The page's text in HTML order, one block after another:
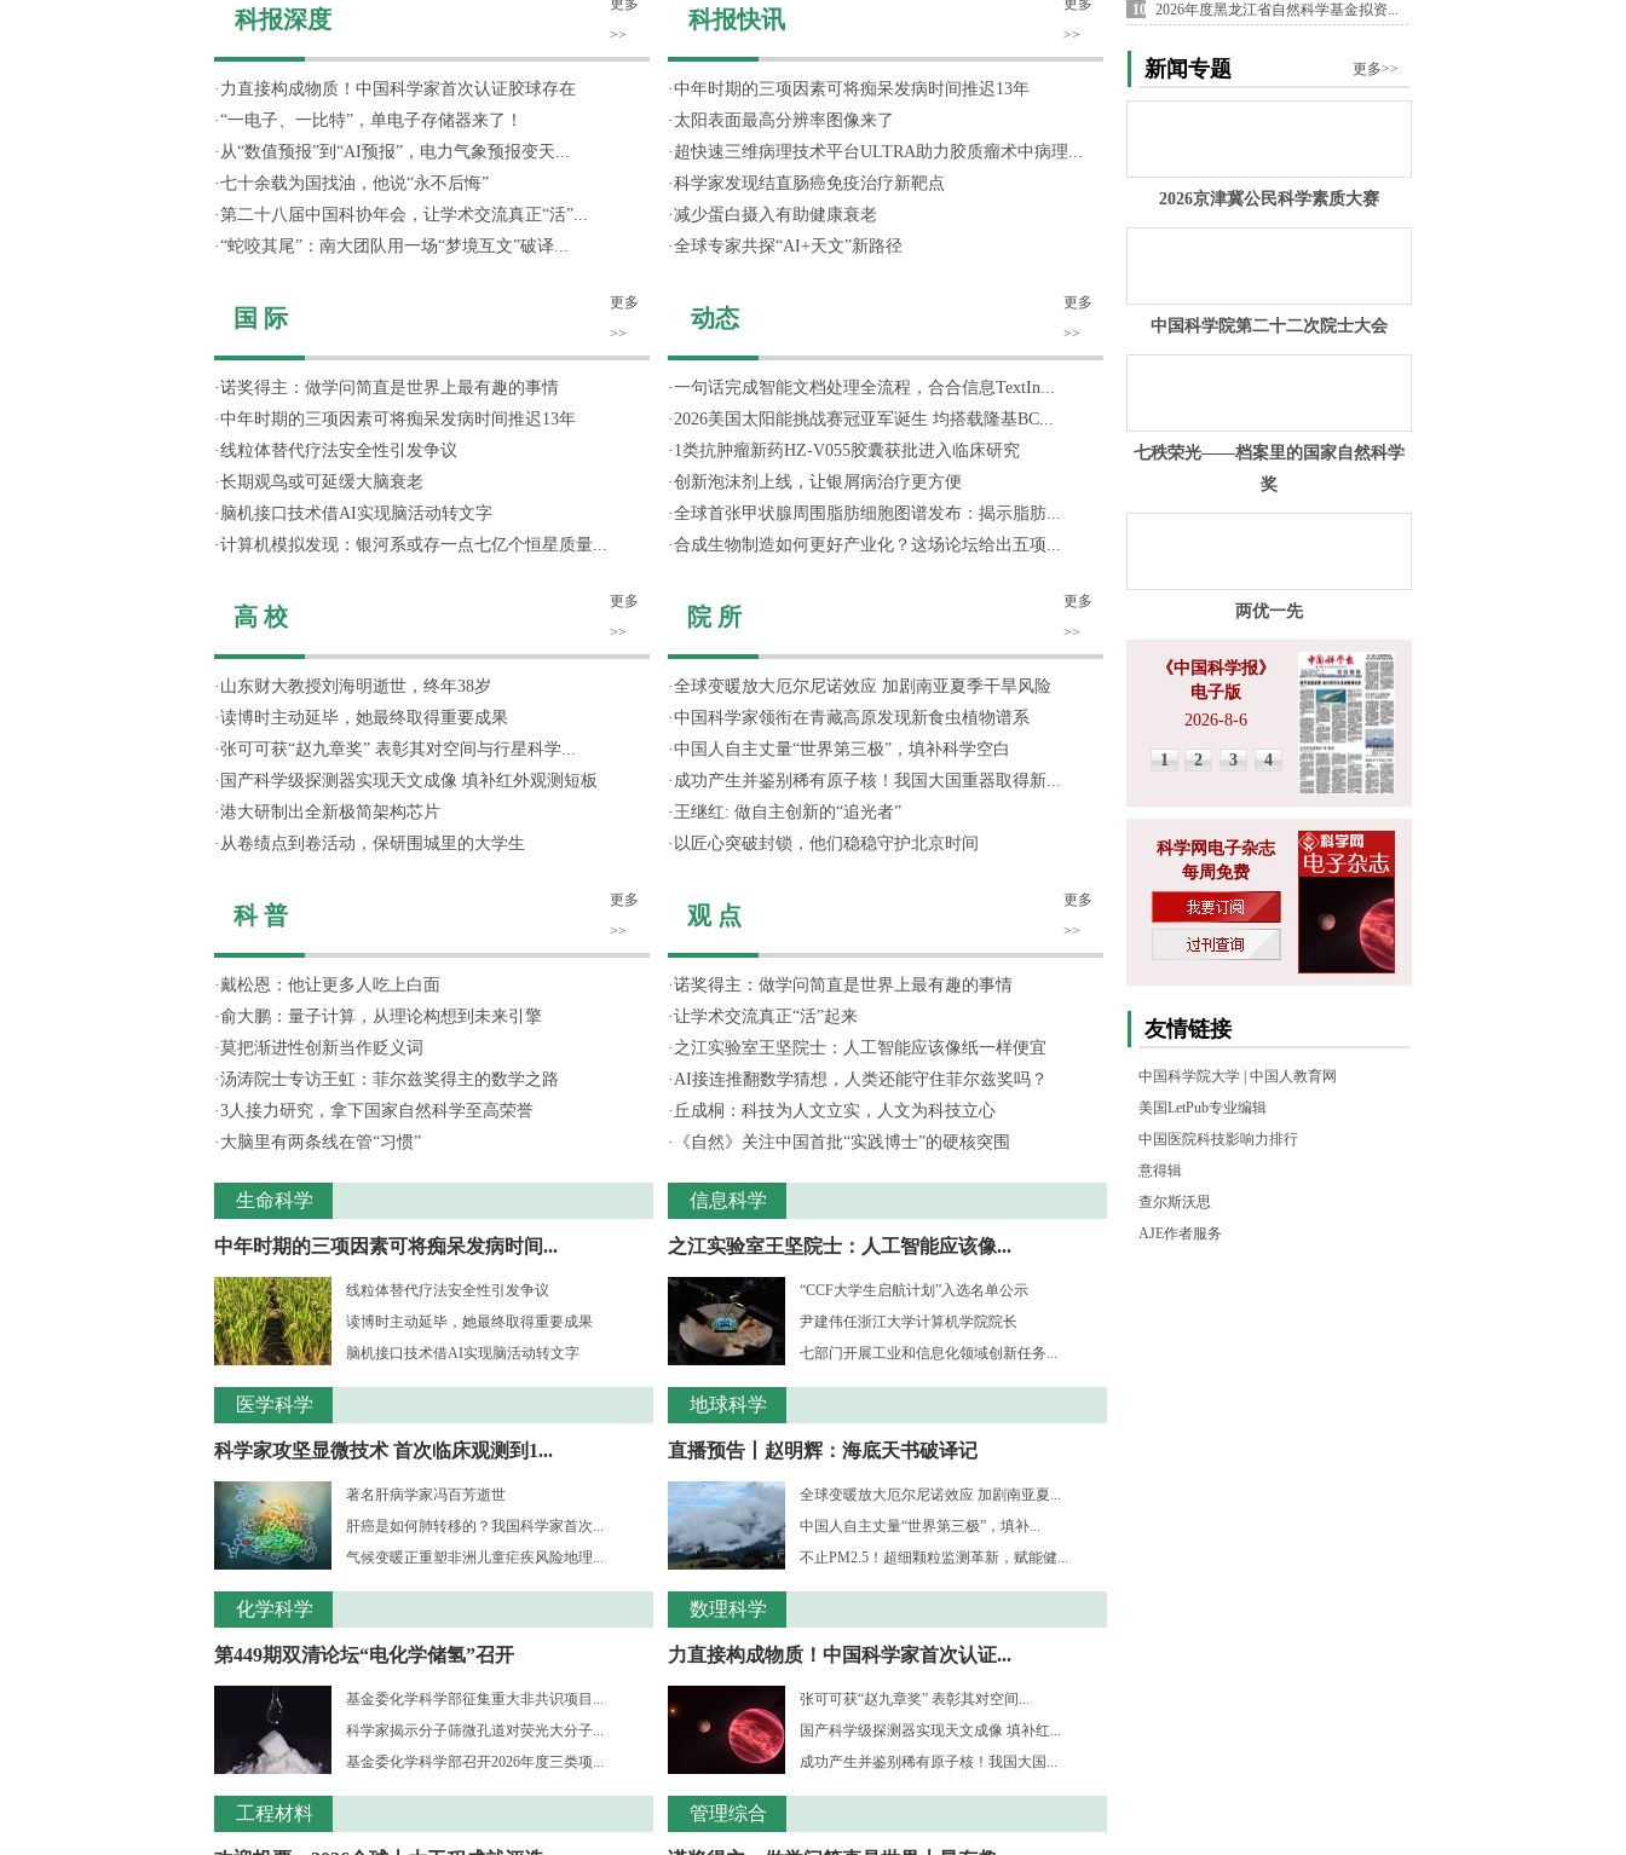
科报深度
更多
>>
· 力直接构成物质！中国科学家首次认证胶球存在
·“一电子、一比特”，单电子存储器来了！
· 从“数值预报”到“AI预报”，电力气象预报变天...
·七十余载为国找油，他说“永不后悔”
·第二十八届中国科协年会，让学术交流真正“活”...
·“蛇咬其尾”：南大团队用一场“梦境互文”破译...
国 际
更多
>>
·诺奖得主：做学问简直是世界上最有趣的事情
·中年时期的三项因素可将痴呆发病时间推迟13年
·线粒体替代疗法安全性引发争议
·长期观鸟或可延缓大脑衰老
· 脑机接口技术借AI实现脑活动转文字
·计算机模拟发现：银河系或存一点七亿个恒星质量...
高 校
更多
>>
· 山东财大教授刘海明逝世，终年38岁
·读博时主动延毕，她最终取得重要成果
·张可可获“赵九章奖” 表彰其对空间与行星科学...
· 国产科学级探测器实现天文成像 填补红外观测短板
·港大研制出全新极简架构芯片
· 从卷绩点到卷活动，保研围城里的大学生
科 普
更多
>>
·戴松恩：他让更多人吃上白面
·俞大鹏：量子计算，从理论构想到未来引擎
·莫把渐进性创新当作贬义词
·汤涛院士专访王虹：菲尔兹奖得主的数学之路
·3人接力研究，拿下国家自然科学至高荣誉
· 大脑里有两条线在管“习惯”
生命科学
中年时期的三项因素可将痴呆发病时间...
线粒体替代疗法安全性引发争议
读博时主动延毕，她最终取得重要成果
脑机接口技术借AI实现脑活动转文字
医学科学
科学家攻坚显微技术 首次临床观测到1...
著名肝病学家冯百芳逝世
肝癌是如何肺转移的？我国科学家首次...
气候变暖正重塑非洲儿童疟疾风险地理...
化学科学
第449期双清论坛“电化学储氢”召开
基金委化学科学部征集重大非共识项目...
科学家揭示分子筛微孔道对荧光大分子...
基金委化学科学部召开2026年度三类项...
工程材料
科报快讯
更多
>>
·中年时期的三项因素可将痴呆发病时间推迟13年
· 太阳表面最高分辨率图像来了
· 超快速三维病理技术平台ULTRA助力胶质瘤术中病理...
·科学家发现结直肠癌免疫治疗新靶点
·减少蛋白摄入有助健康衰老
·全球专家共探“AI+天文”新路径
动态
更多
>>
·一句话完成智能文档处理全流程，合合信息TextIn...
·2026美国太阳能挑战赛冠亚军诞生 均搭载隆基BC...
· 1类抗肿瘤新药HZ-V055胶囊获批进入临床研究
·创新泡沫剂上线，让银屑病治疗更方便
·全球首张甲状腺周围脂肪细胞图谱发布：揭示脂肪...
·合成生物制造如何更好产业化？这场论坛给出五项...
院 所
更多
>>
·全球变暖放大厄尔尼诺效应 加剧南亚夏季干旱风险
·中国科学家领衔在青藏高原发现新食虫植物谱系
·中国人自主丈量“世界第三极”，填补科学空白
· 成功产生并鉴别稀有原子核！我国大国重器取得新...
· 王继红: 做自主创新的“追光者”
· 以匠心突破封锁，他们稳稳守护北京时间
观 点
更多
>>
·诺奖得主：做学问简直是世界上最有趣的事情
·让学术交流真正“活”起来
· 之江实验室王坚院士：人工智能应该像纸一样便宜
·AI接连推翻数学猜想，人类还能守住菲尔兹奖吗？
· 丘成桐：科技为人文立实，人文为科技立心
·
《自然》关注中国首批“实践博士”的硬核突围
信息科学
之江实验室王坚院士：人工智能应该像...
“CCF大学生启航计划”入选名单公示
尹建伟任浙江大学计算机学院院长
七部门开展工业和信息化领域创新任务...
地球科学
直播预告丨赵明辉：海底天书破译记
全球变暖放大厄尔尼诺效应 加剧南亚夏...
中国人自主丈量“世界第三极”，填补...
不止PM2.5！超细颗粒监测革新，赋能健...
数理科学
力直接构成物质！中国科学家首次认证...
张可可获“赵九章奖” 表彰其对空间...
国产科学级探测器实现天文成像 填补红...
成功产生并鉴别稀有原子核！我国大国...
管理综合
10 2026年度黑龙江省自然科学基金拟资...
新闻专题 更多>>
2026京津冀公民科学素质大赛
中国科学院第二十二次院士大会
七秩荣光——档案里的国家自然科学
奖
两优一先
《中国科学报》
电子版
2026-8-6
1 2 3 4
科学网电子杂志
每周免费
友情链接
中国科学院大学 中国人教育网
美国LetPub专业编辑
中国医院科技影响力排行
意得辑
查尔斯沃思
AJE作者服务